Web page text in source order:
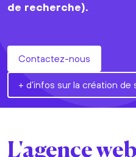
de recherche).
Contactez-nous
+ d'infos sur la création de
L'agence web